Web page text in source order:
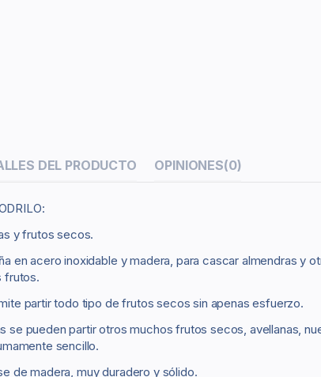
DEL PRODUCTO OPINIONES(0)
y frutos secos.
en acero inoxidable y madera, para cascar almendras
frutos.
partir todo tipo de frutos secos sin apenas esfuerzo.
se pueden partir otros muchos frutos secos, avellanas,
sencillo.
de madera, muy duradero y sólido.